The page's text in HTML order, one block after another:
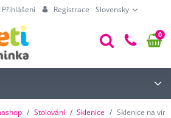
Přihlášení Registrace Slovensky
0
Stolování Sklenice Sklenice na